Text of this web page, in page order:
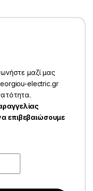
μαζί μας
electric.gr
επιβεβαιώσουμε